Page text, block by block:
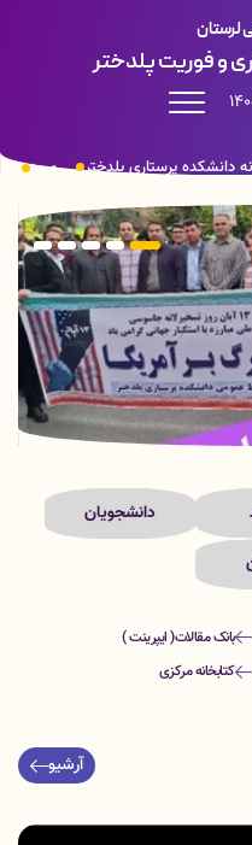
لرستان
و فوریت پلدختر
ورود دانشکده پرستاری پلدختر
دانشجویان
بانک مقالات( ایپرینت )
کتابخانه مرکزی
آرشیو